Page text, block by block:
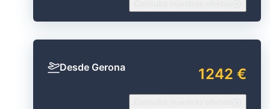
Desde Gerona 1242 €